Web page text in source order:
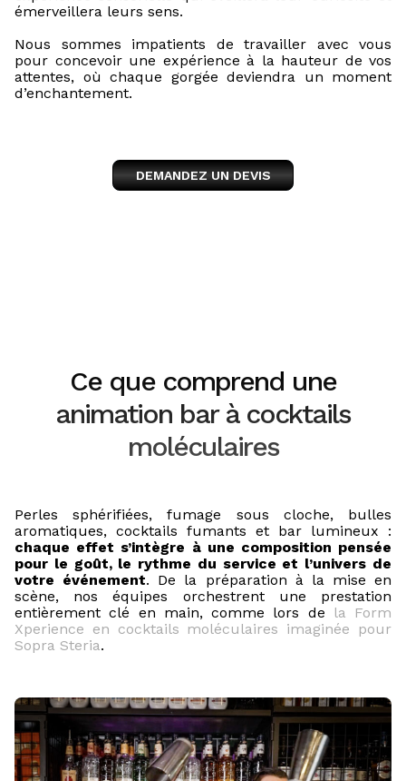
émerveillera leurs sens.
Nous sommes impatients de travailler avec vous
pour concevoir une expérience à la hauteur de vos
attentes, où chaque gorgée deviendra un moment
d’enchantement.
DEMANDEZ UN DEVIS
Ce que comprend une
animation bar à cocktails
moléculaires
Perles sphérifiées, fumage sous cloche, bulles
aromatiques, cocktails fumants et bar lumineux :
chaque effet s’intègre à une composition pensée
pour le goût, le rythme du service et l’univers de
votre événement. De la préparation à la mise en
scène, nos équipes orchestrent une prestation
entièrement clé en main, comme lors de
la Form
Xperience en cocktails moléculaires imaginée pour
Sopra Steria.